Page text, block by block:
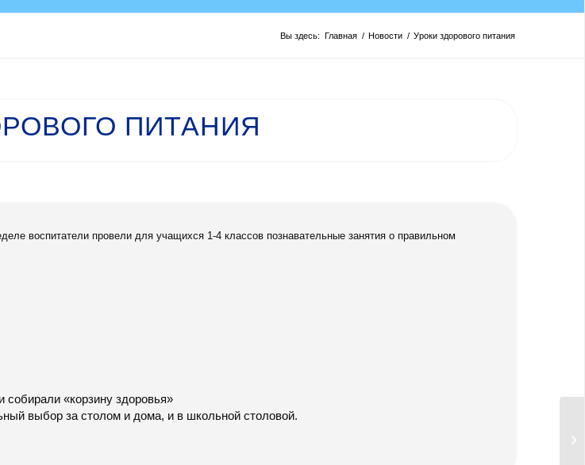
Вы здесь: Главная / Новости / Уроки здорового питания
ПИТАНИЯ
воспитатели провели для учащихся 1-4 классов познавательные занятия о правильном
собирали «корзину здоровья»
выбор за столом и дома, и в школьной столовой.